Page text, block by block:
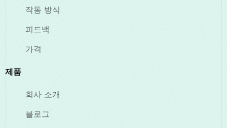
작동 방식
피드백
가격
제품
회사 소개
블로그